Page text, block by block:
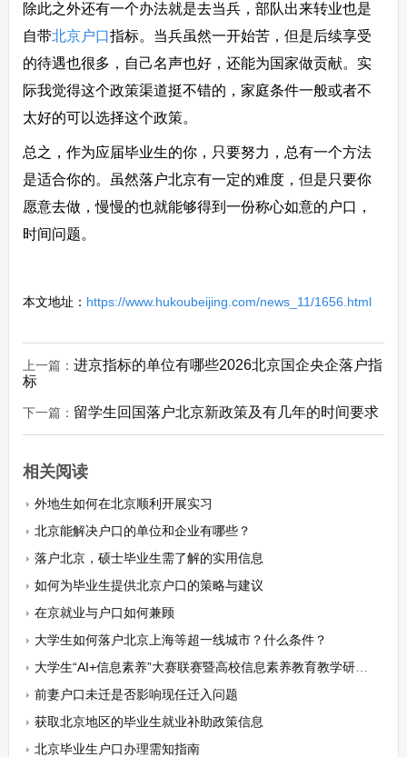
除此之外还有一个办法就是去当兵，部队出来转业也是
自带北京户口指标。当兵虽然一开始苦，但是后续享受
的待遇也很多，自己名声也好，还能为国家做贡献。实
际我觉得这个政策渠道挺不错的，家庭条件一般或者不
太好的可以选择这个政策。
总之，作为应届毕业生的你，只要努力，总有一个方法
是适合你的。虽然落户北京有一定的难度，但是只要你
愿意去做，慢慢的也就能够得到一份称心如意的户口，
时间问题。
本文地址： https://www.hukoubeijing.com/news_11/1656.html
上一篇： 进京指标的单位有哪些2026北京国企央企落户指
标
下一篇： 留学生回国落户北京新政策及有几年的时间要求
相关阅读
外地生如何在北京顺利开展实习
北京能解决户口的单位和企业有哪些？
落户北京，硕士毕业生需了解的实用信息
如何为毕业生提供北京户口的策略与建议
在京就业与户口如何兼顾
大学生如何落户北京上海等超一线城市？什么条件？
大学生“AI+信息素养”大赛联赛暨高校信息素养教育教学研讨会
前妻户口未迁是否影响现任迁入问题
获取北京地区的毕业生就业补助政策信息
北京毕业生户口办理需知指南